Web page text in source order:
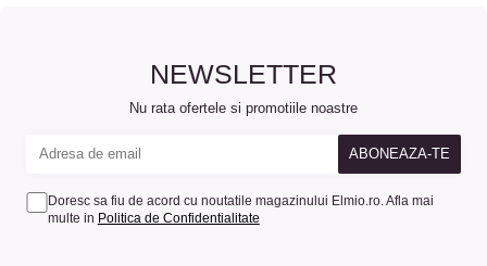
NEWSLETTER
Nu rata ofertele si promotiile noastre
Doresc sa fiu de acord cu noutatile magazinului Elmio.ro. Afla mai
multe in Politica de Confidentialitate